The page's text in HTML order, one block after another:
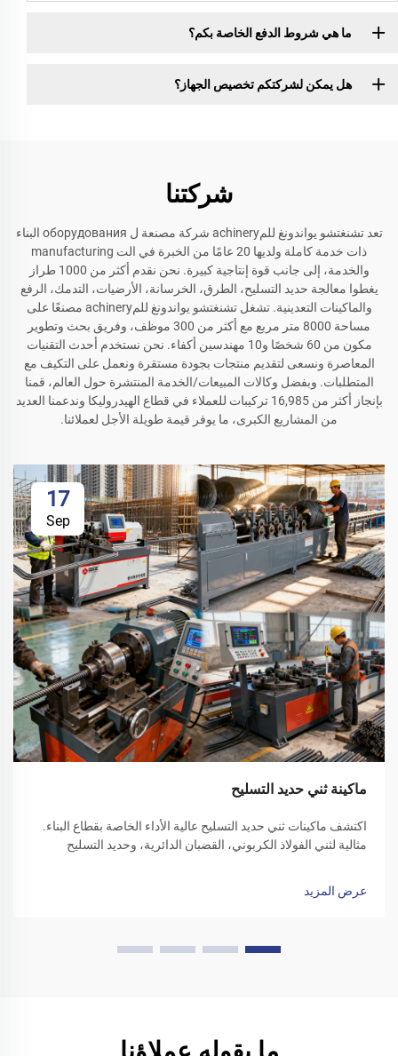
ما هي شروط الدفع الخاصة بكم؟
هل يمكن لشركتكم تخصيص الجهاز؟
شركتنا
تعد تشنغتشو يواندونغ للمachinery شركة مصنعة ل оборудования البناء
ذات خدمة كاملة ولديها 20 عامًا من الخبرة في الت manufacturing
والخدمة، إلى جانب قوة إنتاجية كبيرة. نحن نقدم أكثر من 1000 طراز
يغطوا معالجة حديد التسليح، الطرق، الخرسانة، الأرضيات، التدمك، الرفع
والماكينات التعدينية. تشغل تشنغتشو يواندونغ للمachinery مصنعًا على
مساحة 8000 متر مربع مع أكثر من 300 موظف، وفريق بحث وتطوير
مكون من 60 شخصًا و10 مهندسين أكفاء. نحن نستخدم أحدث التقنيات
المعاصرة ونسعى لتقديم منتجات بجودة مستقرة ونعمل على التكيف مع
المتطلبات. وبفضل وكالات المبيعات/الخدمة المنتشرة حول العالم، قمنا
بإنجاز أكثر من 16,985 تركيبات للعملاء في قطاع الهيدروليكا وندعمنا العديد
من المشاريع الكبرى، ما يوفر قيمة طويلة الأجل لعملائنا.
17
Sep
ماكينة ثني حديد التسليح
اكتشف ماكينات ثني حديد التسليح عالية الأداء الخاصة بقطاع البناء.
مثالية لثني الفولاذ الكربوني، القضبان الدائرية، وحديد التسليح
عرض المزيد